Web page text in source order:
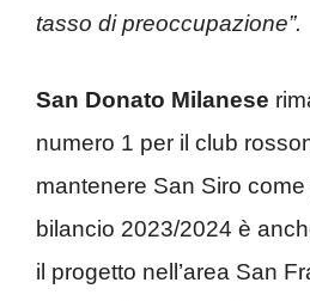
tasso di preoccupazione”.
San Donato Milanese
numero 1 per il club
mantenere San Siro come
bilancio 2023/2024 è
il progetto nell’area San